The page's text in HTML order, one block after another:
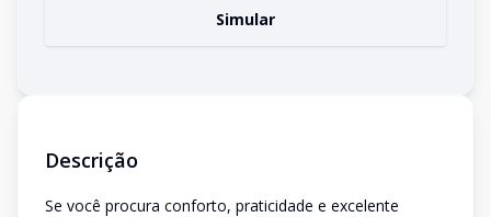
Simular
Descrição
Se você procura conforto, praticidade e excelente